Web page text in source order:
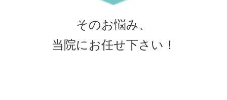
そのお悩み、
当院にお任せ下さい！